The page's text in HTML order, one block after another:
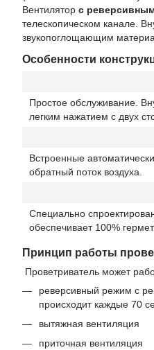
Вентилятор с
телескопическом канале.
звукопоглощающим
Особенности
Простое обслуживание.
легким нажатием с двух
Встроенные
обратный поток воздуха.
Специально
обеспечивает 100%
Принцип работы
Проветриватель может
реверсивный режим с
происходит каждые 70
вытяжная вентиляция
приточная вентиляция